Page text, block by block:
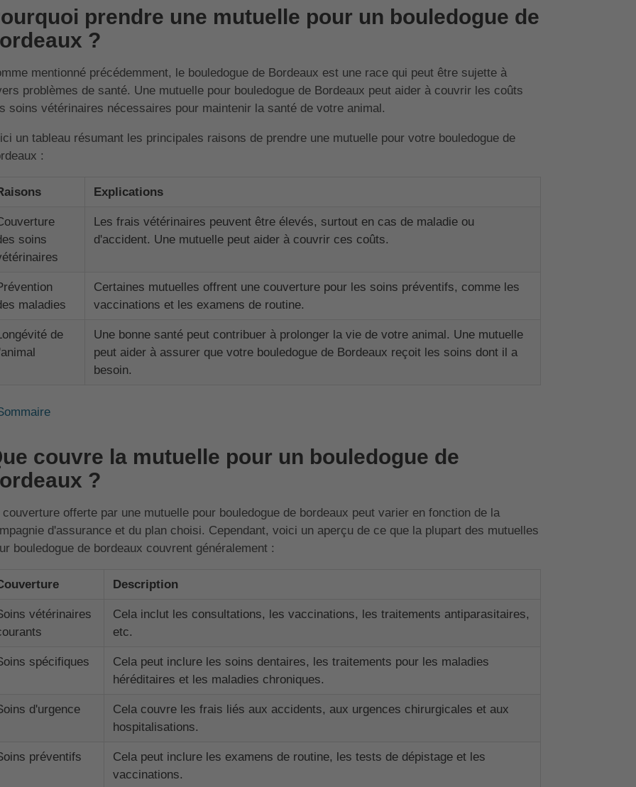
prendre une mutuelle pour un bouledogue de
?
mentionné précédemment, le bouledogue de Bordeaux est une race qui peut être sujette à
problèmes de santé. Une mutuelle pour bouledogue de Bordeaux peut aider à couvrir les coûts
soins vétérinaires nécessaires pour maintenir la santé de votre animal.
un tableau résumant les principales raisons de prendre une mutuelle pour votre bouledogue de
:
Explications
soins
Les frais vétérinaires peuvent être élevés, surtout en cas de maladie ou
d'accident. Une mutuelle peut aider à couvrir ces coûts.
maladies
Certaines mutuelles offrent une couverture pour les soins préventifs, comme les
vaccinations et les examens de routine.
de
Une bonne santé peut contribuer à prolonger la vie de votre animal. Une mutuelle
peut aider à assurer que votre bouledogue de Bordeaux reçoit les soins dont il a
besoin.
couvre la mutuelle pour un bouledogue de
?
couverture offerte par une mutuelle pour bouledogue de bordeaux peut varier en fonction de la
d'assurance et du plan choisi. Cependant, voici un aperçu de ce que la plupart des mutuelles
bouledogue de bordeaux couvrent généralement :
Description
vétérinaires
Cela inclut les consultations, les vaccinations, les traitements antiparasitaires,
etc.
spécifiques
Cela peut inclure les soins dentaires, les traitements pour les maladies
héréditaires et les maladies chroniques.
d'urgence
Cela couvre les frais liés aux accidents, aux urgences chirurgicales et aux
hospitalisations.
préventifs
Cela peut inclure les examens de routine, les tests de dépistage et les
vaccinations.